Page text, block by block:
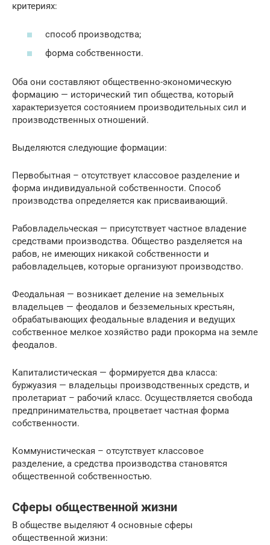
критериях:
способ производства;
форма собственности.
Оба они составляют общественно-экономическую
формацию — исторический тип общества, который
характеризуется состоянием производительных сил и
производственных отношений.
Выделяются следующие формации:
Первобытная – отсутствует классовое разделение и
форма индивидуальной собственности. Способ
производства определяется как присваивающий.
Рабовладельческая — присутствует частное владение
средствами производства. Общество разделяется на
рабов, не имеющих никакой собственности и
рабовладельцев, которые организуют производство.
Феодальная — возникает деление на земельных
владельцев — феодалов и безземельных крестьян,
обрабатывающих феодальные владения и ведущих
собственное мелкое хозяйство ради прокорма на земле
феодалов.
Капиталистическая — формируется два класса:
буржуазия — владельцы производственных средств, и
пролетариат – рабочий класс. Осуществляется свобода
предпринимательства, процветает частная форма
собственности.
Коммунистическая – отсутствует классовое
разделение, а средства производства становятся
общественной собственностью.
Сферы общественной жизни
В обществе выделяют 4 основные сферы
общественной жизни: